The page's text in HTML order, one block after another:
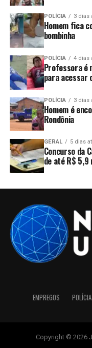
POLÍCIA 3 dias
Homem fica
bombinha
POLÍCIA 4 dias
Professora é
para acessar
POLÍCIA 3 dias
Homem é
Rondônia
GERAL 5 dias
Concurso da
de até R$ 5,9
EMPREGOS POLÍCIA
Copyright © 2026